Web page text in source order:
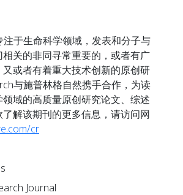
注于生命科学领域，发表和分子与
关的非同寻常重要的，或者有广
或者有着重大技术创新的原创研
与施普林格自然携手合作，为读
域的高质量原创研究论文、综述
解该期刊的更多信息，请访问网
cr
Journal